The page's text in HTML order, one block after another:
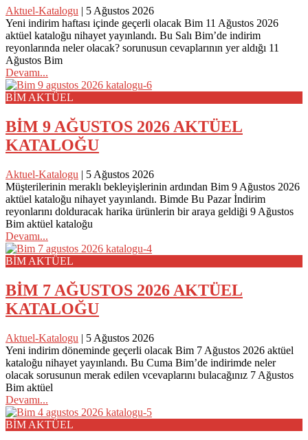
Aktuel-Katalogu | 5 Ağustos 2026
Yeni indirim haftası içinde geçerli olacak Bim 11 Ağustos 2026
aktüel kataloğu nihayet yayınlandı. Bu Salı Bim’de indirim
reyonlarında neler olacak? sorunusun cevaplarının yer aldığı 11
Ağustos Bim
Devamı...
BİM AKTÜEL
BİM 9 AĞUSTOS 2026 AKTÜEL
KATALOĞU
Aktuel-Katalogu | 5 Ağustos 2026
Müşterilerinin meraklı bekleyişlerinin ardından Bim 9 Ağustos 2026
aktüel kataloğu nihayet yayınlandı. Bimde Bu Pazar İndirim
reyonlarını dolduracak harika ürünlerin bir araya geldiği 9 Ağustos
Bim aktüel kataloğu
Devamı...
BİM AKTÜEL
BİM 7 AĞUSTOS 2026 AKTÜEL
KATALOĞU
Aktuel-Katalogu | 5 Ağustos 2026
Yeni indirim döneminde geçerli olacak Bim 7 Ağustos 2026 aktüel
kataloğu nihayet yayınlandı. Bu Cuma Bim’de indirimde neler
olacak sorusunun merak edilen vcevaplarını bulacağınız 7 Ağustos
Bim aktüel
Devamı...
BİM AKTÜEL